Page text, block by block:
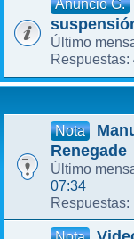
Anuncio G.
Último
Respuestas:
Nota
Renegade
Último
07:34
Respuestas: